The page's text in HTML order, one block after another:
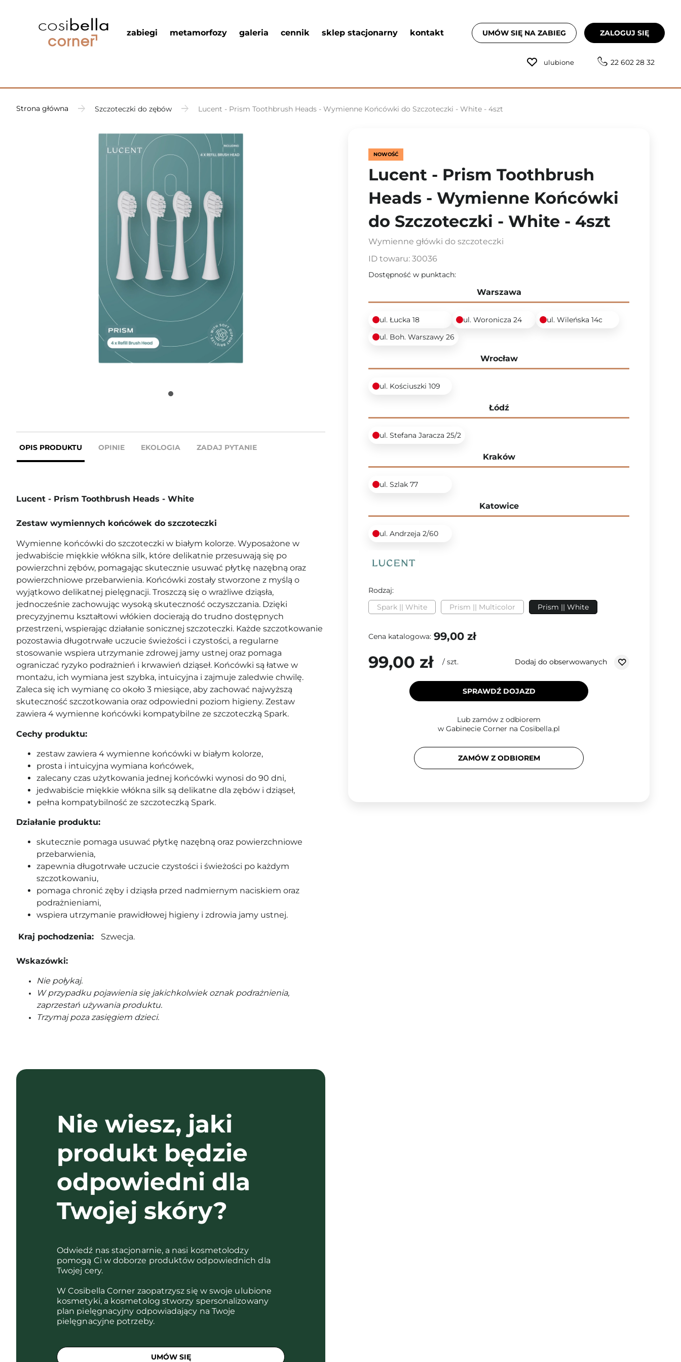
zabiegi metamorfozy galeria cennik sklep stacjonarny kontakt UMÓW SIĘ NA ZABIEG ZALOGUJ SIĘ
ulubione 22 602 28 32
Strona główna Szczoteczki do zębów Lucent - Prism Toothbrush Heads - Wymienne Końcówki do Szczoteczki - White - 4szt
OPIS PRODUKTU OPINIE EKOLOGIA ZADAJ PYTANIE
Lucent - Prism Toothbrush Heads - White
Zestaw wymiennych końcówek do szczoteczki
Wymienne końcówki do szczoteczki w białym kolorze. Wyposażone w
jedwabiście miękkie włókna silk, które delikatnie przesuwają się po
powierzchni zębów, pomagając skutecznie usuwać płytkę nazębną oraz
powierzchniowe przebarwienia. Końcówki zostały stworzone z myślą o
wyjątkowo delikatnej pielęgnacji. Troszczą się o wrażliwe dziąsła,
jednocześnie zachowując wysoką skuteczność oczyszczania. Dzięki
precyzyjnemu kształtowi włókien docierają do trudno dostępnych
przestrzeni, wspierając działanie sonicznej szczoteczki. Każde szczotkowanie
pozostawia długotrwałe uczucie świeżości i czystości, a regularne
stosowanie wspiera utrzymanie zdrowej jamy ustnej oraz pomaga
ograniczać ryzyko podrażnień i krwawień dziąseł. Końcówki są łatwe w
montażu, ich wymiana jest szybka, intuicyjna i zajmuje zaledwie chwilę.
Zaleca się ich wymianę co około 3 miesiące, aby zachować najwyższą
skuteczność szczotkowania oraz odpowiedni poziom higieny. Zestaw
zawiera 4 wymienne końcówki kompatybilne ze szczoteczką Spark.
Cechy produktu:
zestaw zawiera 4 wymienne końcówki w białym kolorze,
prosta i intuicyjna wymiana końcówek,
zalecany czas użytkowania jednej końcówki wynosi do 90 dni,
jedwabiście miękkie włókna silk są delikatne dla zębów i dziąseł,
pełna kompatybilność ze szczoteczką Spark.
Działanie produktu:
skutecznie pomaga usuwać płytkę nazębną oraz powierzchniowe
przebarwienia,
zapewnia długotrwałe uczucie czystości i świeżości po każdym
szczotkowaniu,
pomaga chronić zęby i dziąsła przed nadmiernym naciskiem oraz
podrażnieniami,
wspiera utrzymanie prawidłowej higieny i zdrowia jamy ustnej.
Kraj pochodzenia: Szwecja.
Wskazówki:
Nie połykaj.
W przypadku pojawienia się jakichkolwiek oznak podrażnienia,
zaprzestań używania produktu.
Trzymaj poza zasięgiem dzieci.
Nie wiesz, jaki
produkt będzie
odpowiedni dla
Twojej skóry?
Odwiedź nas stacjonarnie, a nasi kosmetolodzy
pomogą Ci w doborze produktów odpowiednich dla
Twojej cery.
W Cosibella Corner zaopatrzysz się w swoje ulubione
kosmetyki, a kosmetolog stworzy spersonalizowany
plan pielęgnacyjny odpowiadający na Twoje
pielęgnacyjne potrzeby.
UMÓW SIĘ
NOWOŚĆ
Lucent - Prism Toothbrush
Heads - Wymienne Końcówki
do Szczoteczki - White - 4szt
Wymienne główki do szczoteczki
ID towaru: 30036
Dostępność w punktach:
Warszawa
ul. Łucka 18 ul. Woronicza 24
ul. Wileńska 14c
ul. Boh. Warszawy 26
Wrocław
ul. Kościuszki 109
Łódź
ul. Stefana Jaracza 25/2
Kraków
ul. Szlak 77
Katowice
ul. Andrzeja 2/60
Rodzaj:
Spark || White
Prism || Multicolor Prism || White
Cena katalogowa: 99,00 zł
99,00 zł / szt. Dodaj do obserwowanych
SPRAWDŹ DOJAZD
Lub zamów z odbiorem
w Gabinecie Corner na Cosibella.pl
ZAMÓW Z ODBIOREM